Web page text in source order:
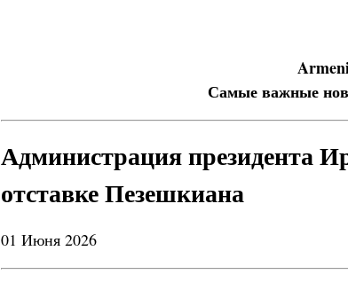
Самые важные
Администрация президента
отставке Пезешкиана
01 Июня 2026